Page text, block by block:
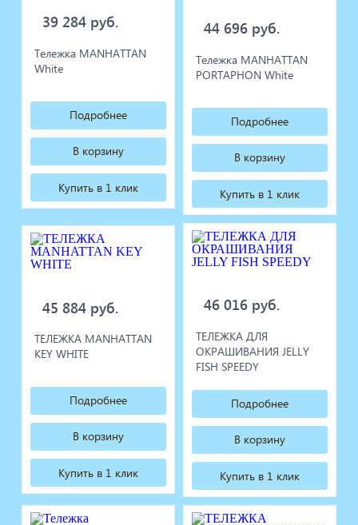
39 284 руб.
Тележка MANHATTAN
White
Подробнее
В корзину
Купить в 1 клик
44 696 руб.
Тележка MANHATTAN
PORTAPHON White
Подробнее
В корзину
Купить в 1 клик
45 884 руб.
ТЕЛЕЖКА MANHATTAN
KEY WHITE
Подробнее
В корзину
Купить в 1 клик
46 016 руб.
ТЕЛЕЖКА ДЛЯ
ОКРАШИВАНИЯ JELLY
FISH SPEEDY
Подробнее
В корзину
Купить в 1 клик